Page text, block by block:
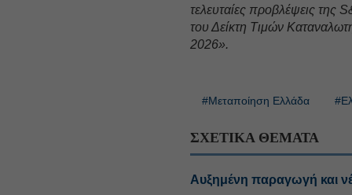
τελευταίες προβλέψεις
του Δείκτη Τιμών
2026».
#Μεταποίηση Ελλάδα
ΣΧΕΤΙΚΑ ΘΕΜΑΤΑ
Αυξημένη παραγωγή και